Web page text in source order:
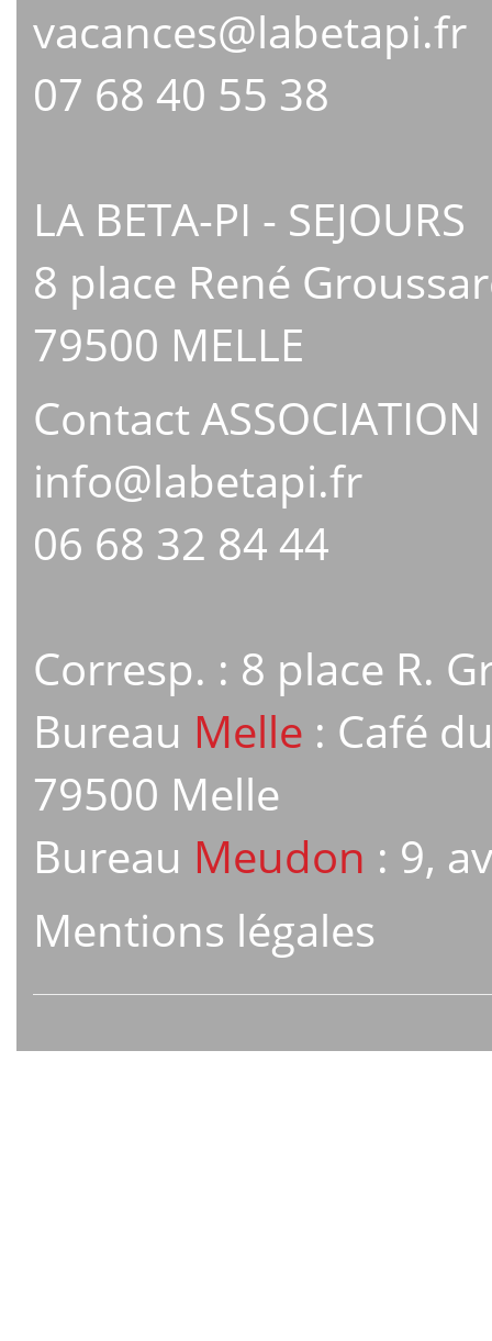
vacances@labetapi.fr
07 68 40 55 38
LA BETA-PI - SEJOURS
8 place René
79500 MELLE
Contact ASSOCIATION
info@labetapi.fr
06 68 32 84 44
Corresp. : 8 place R.
Bureau Melle : Café
79500 Melle
Bureau Meudon : 9,
Mentions légales